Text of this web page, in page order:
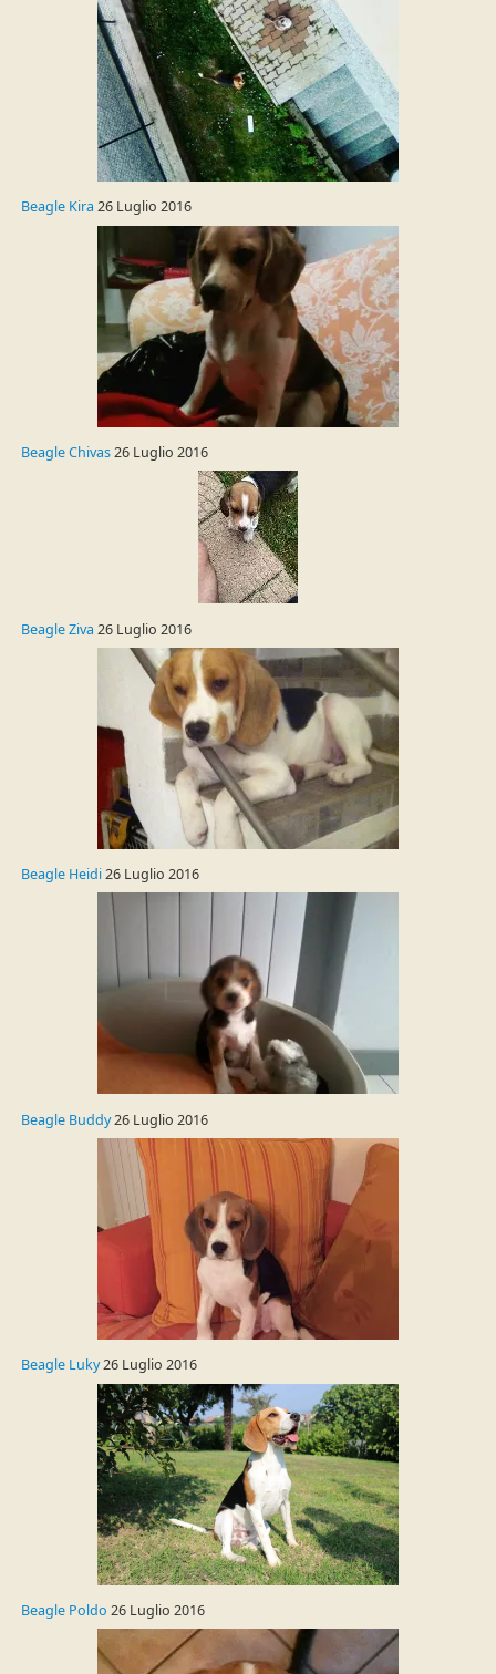
Beagle Kira 26 Luglio 2016
Beagle Chivas26 Luglio 2016
Beagle Ziva 26 Luglio 2016
Beagle Heidi26 Luglio 2016
Beagle Buddy26 Luglio 2016
Beagle Luky26 Luglio 2016
Beagle Poldo 26 Luglio 2016